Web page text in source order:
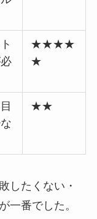
★★★★
★
★★
したくない・
一番でした。